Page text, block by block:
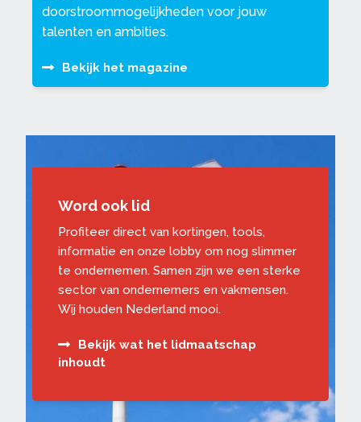
doorstroommogelijkheden voor jouw
talenten en ambities.
Bekijk het magazine
Word ook lid
Profiteer direct van kortingen, tools,
informatie en onze lobby om nog slimmer
te ondernemen. Samen zijn we een sterke
sector van ondernemers en vakmensen.
Wij houden Nederland mooi.
Bekijk wat het lidmaatschap
inhoudt